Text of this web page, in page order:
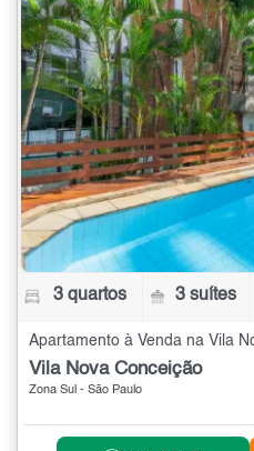
3 quartos 3 suítes
Vila Nova Conceição
Zona Sul - São Paulo